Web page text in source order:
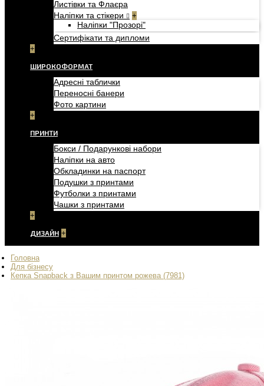
Листівки та Флаєра
Наліпки та стікери
+
Наліпки "Прозорі"
Сертифікати та дипломи
+
ШИРОКОФОРМАТ
Адресні таблички
Переносні банери
Фото картини
+
ПРИНТИ
Бокси / Подарункові набори
Наліпки на авто
Обкладинки на паспорт
Подушки з принтами
Футболки з принтами
Чашки з принтами
+
ДИЗАЙН +
Головна
Для бізнесу
Кепка Snapback з Вашим принтом рожева (7981)